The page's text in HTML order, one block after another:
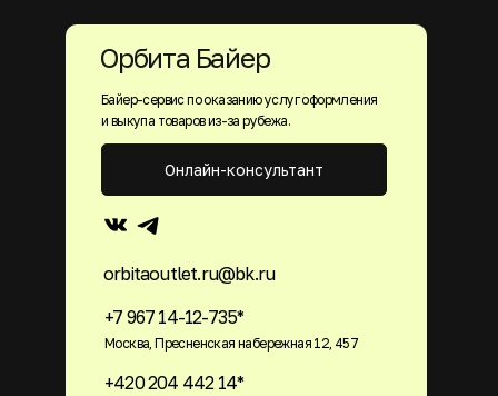
Байер-сервис по оказанию услуг оформления
и выкупа товаров из-за рубежа.
+7 967 14-12-735*
Москва, Пресненская набережная 12, 457
+420 204 442 14*
orbitaoutlet.ru@bk.ru
Онлайн-консультант
Орбита Байер